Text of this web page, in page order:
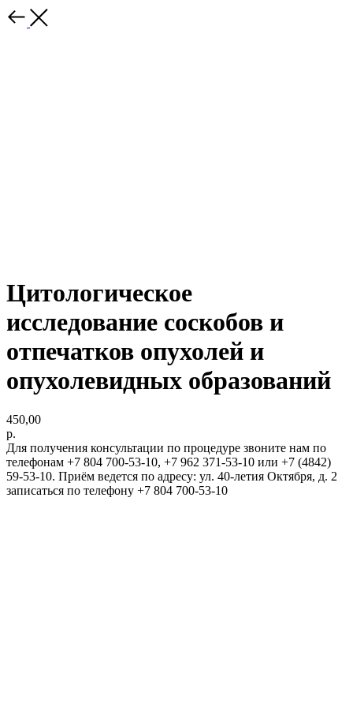
Цитологическое
исследование соскобов и
отпечатков опухолей и
опухолевидных образований
450,00
р.
Для получения консультации по процедуре звоните нам по
телефонам +7 804 700-53-10, +7 962 371-53-10 или +7 (4842)
59-53-10. Приём ведется по адресу: ул. 40-летия Октября, д. 2
записаться по телефону +7 804 700-53-10